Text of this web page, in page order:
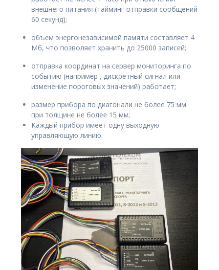
внешнего питания (тайминг отправки сообщений
60 секунд);
объем энергонезависимой памяти составляет 4
Мб, что позволяет хранить до 25000 записей;
отправка координат на сервер мониторинга по
событию (например , дискретный сигнал или
изменение пороговых значений) работает;
размер прибора по диагонали не более 75 мм
при толщине не более 15 мм;
Каждый прибор имеет одну выходную
управляющую линию.